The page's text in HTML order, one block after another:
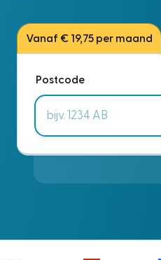
Vanaf € 19,75 per maand
Postcode